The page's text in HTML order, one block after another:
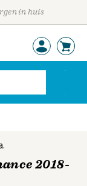
in huis
2018-